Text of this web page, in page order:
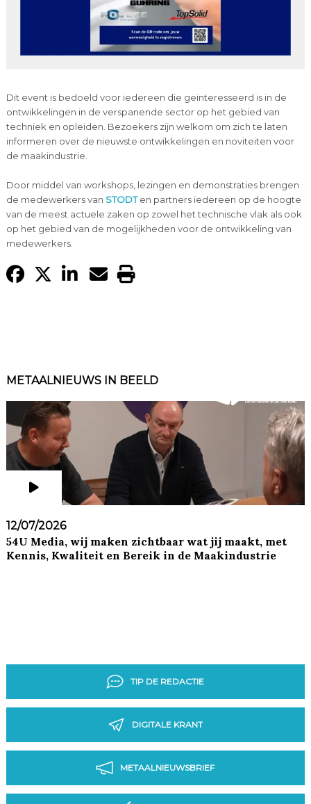
Dit event is bedoeld voor iedereen die geïnteresseerd is in de
ontwikkelingen in de verspanende sector op het gebied van
techniek en opleiden. Bezoekers zijn welkom om zich te laten
informeren over de nieuwste ontwikkelingen en noviteiten voor
de maakindustrie.
Door middel van workshops, lezingen en demonstraties brengen
de medewerkers van STODTen partners iedereen op de hoogte
van de meest actuele zaken op zowel het technische vlak als ook
op het gebied van de mogelijkheden voor de ontwikkeling van
medewerkers.
METAALNIEUWS IN BEELD
12/07/2026
54U Media, wij maken zichtbaar wat jij maakt, met
Kennis, Kwaliteit en Bereik in de Maakindustrie
TIP DE REDACTIE
DIGITALE KRANT
METAALNIEUWSBRIEF